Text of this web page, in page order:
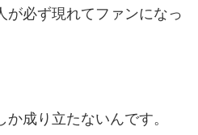
が必ず現れてファンになっ
成り立たないんです。